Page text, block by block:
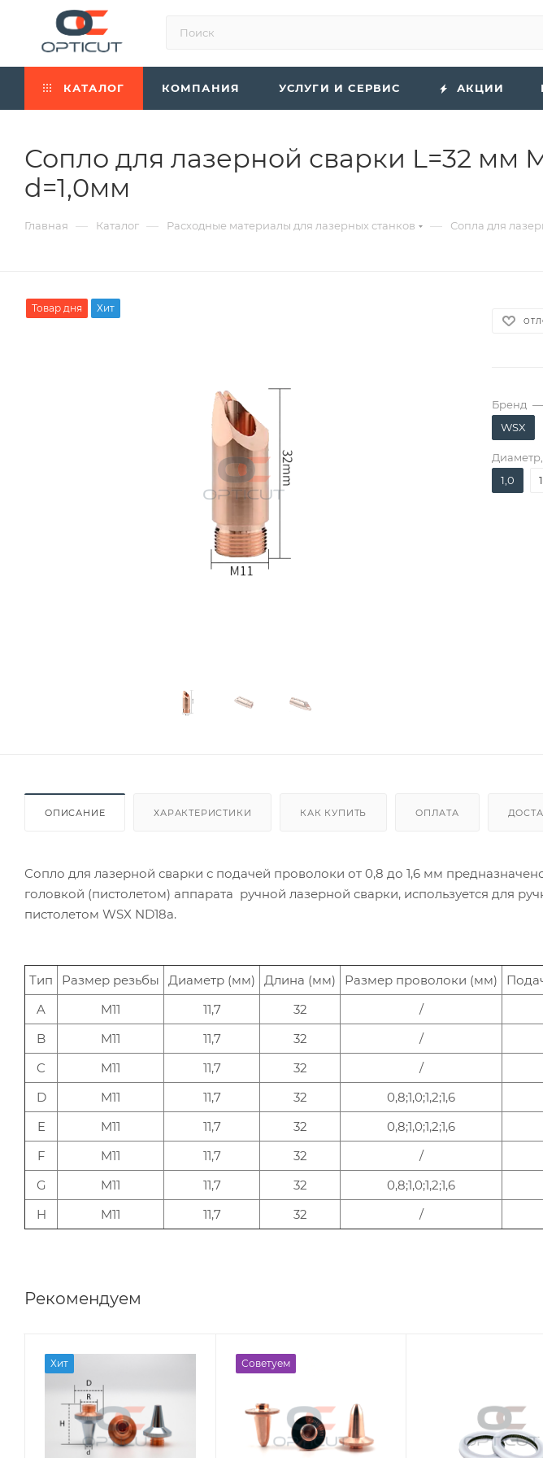
КАТАЛОГ КОМПАНИЯ УСЛУГИ И СЕРВИС АКЦИИ
Сопло для лазерной сварки L=32 мм
d=1,0мм
Главная — Каталог — Расходные материалы для лазерных станков — Сопла для
Товар дня Хит
Бренд —
WSX
1,0
ОПИСАНИЕ ХАРАКТЕРИСТИКИ КАК КУПИТЬ ОПЛАТА
Сопло для лазерной сварки с подачей проволоки от 0,8 до 1,6 мм
головкой (пистолетом) аппарата ручной лазерной сварки, используется для
пистолетом WSX ND18a.
Тип Размер резьбы Диаметр (мм) Длина (мм) Размер проволоки (мм)
A
M11 11,7 32 /
B
M11 11,7 32 /
C
M11 11,7 32 /
D
M11 11,7 32 0,8;1,0;1,2;1,6
E
M11 11,7 32 0,8;1,0;1,2;1,6
F
M11 11,7 32 /
G
M11 11,7 32 0,8;1,0;1,2;1,6
H
M11 11,7 32 /
Рекомендуем
Хит Советуем